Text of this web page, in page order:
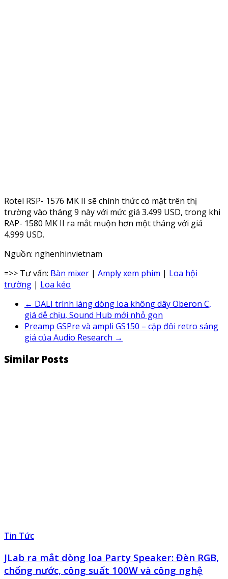
Rotel RSP- 1576 MK II sẽ chính thức có mặt trên thị
trường vào tháng 9 này với mức giá 3.499 USD, trong khi
RAP- 1580 MK II ra mắt muộn hơn một tháng với giá
4.999 USD.
Nguồn: nghenhinvietnam
=>> Tư vấn: Bàn mixer | Amply xem phim | Loa hội
trường | Loa kéo
← DALI trình làng dòng loa không dây Oberon C,
giá dễ chịu, Sound Hub mới nhỏ gọn
Preamp GSPre và ampli GS150 – cặp đôi retro sáng
giá của Audio Research →
Similar Posts
Tin Tức
JLab ra mắt dòng loa Party Speaker: Đèn RGB,
chống nước, công suất 100W và công nghệ